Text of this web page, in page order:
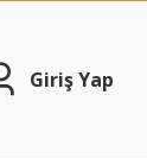
Giriş Yap